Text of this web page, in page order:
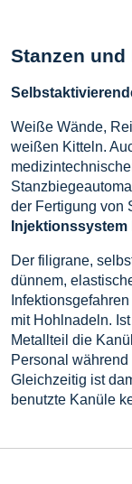
Stanzen und
Weiße Wände,
weißen Kitteln.
der Fertigung von
Der filigrane,
dünnem,
mit Hohlnadeln.
Metallteil die
Personal
Gleichzeitig ist
benutzte Kanüle